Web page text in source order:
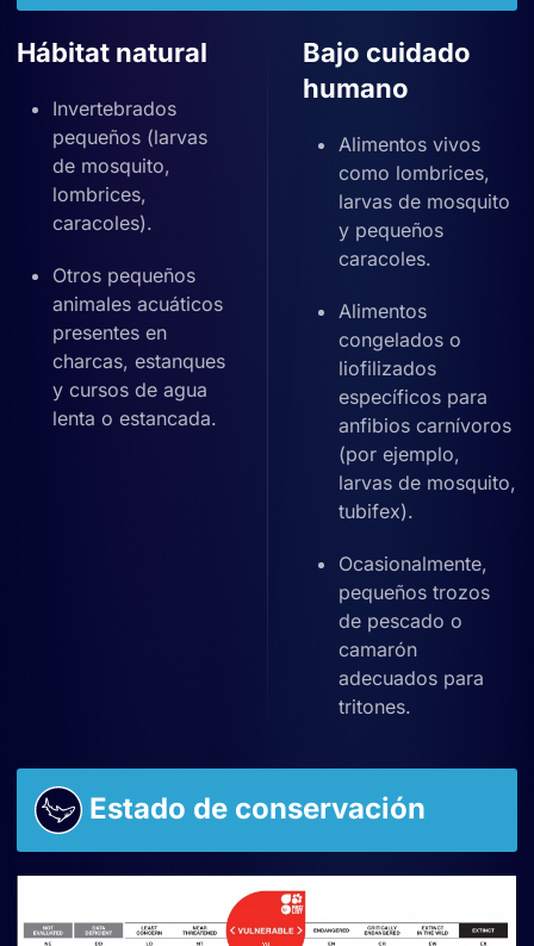
Hábitat natural
Invertebrados
pequeños (larvas
de mosquito,
lombrices,
caracoles).
Otros pequeños
animales acuáticos
presentes en
charcas, estanques
y cursos de agua
lenta o estancada.
Bajo cuidado
humano
Alimentos vivos
como lombrices,
larvas de mosquito
y pequeños
caracoles.
Alimentos
congelados o
liofilizados
específicos para
anfibios carnívoros
(por ejemplo,
larvas de mosquito,
tubifex).
Ocasionalmente,
pequeños trozos
de pescado o
camarón
adecuados para
tritones.
Estado de conservación